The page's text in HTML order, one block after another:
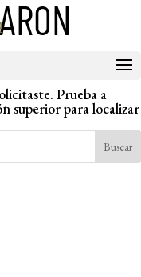
Prueba a
superior para localizar